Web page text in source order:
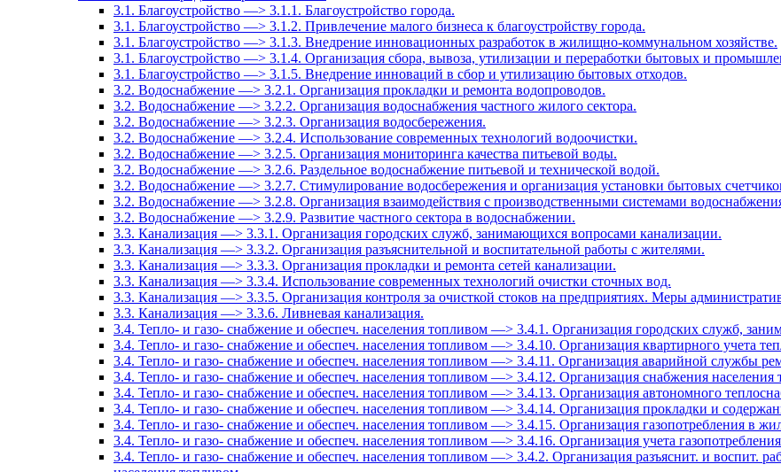
3.1. Благоустройство —> 3.1.1. Благоустройство города.
3.1. Благоустройство —> 3.1.2. Привлечение малого бизнеса к благоустройству города.
3.1. Благоустройство —> 3.1.3. Внедрение инновационных разработок в жилищно-коммунальном хозяйстве.
3.1. Благоустройство —> 3.1.4. Организация сбора, вывоза, утилизации и переработки бытовых и
3.1. Благоустройство —> 3.1.5. Внедрение инноваций в сбор и утилизацию бытовых отходов.
3.2. Водоснабжение —> 3.2.1. Организация прокладки и ремонта водопроводов.
3.2. Водоснабжение —> 3.2.2. Организация водоснабжения частного жилого сектора.
3.2. Водоснабжение —> 3.2.3. Организация водосбережения.
3.2. Водоснабжение —> 3.2.4. Использование современных технологий водоочистки.
3.2. Водоснабжение —> 3.2.5. Организация мониторинга качества питьевой воды.
3.2. Водоснабжение —> 3.2.6. Раздельное водоснабжение питьевой и технической водой.
3.2. Водоснабжение —> 3.2.7. Стимулирование водосбережения и организация установки бытовых
3.2. Водоснабжение —> 3.2.8. Организация взаимодействия с производственными системами
3.2. Водоснабжение —> 3.2.9. Развитие частного сектора в водоснабжении.
3.3. Канализация —> 3.3.1. Организация городских служб, занимающихся вопросами канализации.
3.3. Канализация —> 3.3.2. Организация разъяснительной и воспитательной работы с жителями.
3.3. Канализация —> 3.3.3. Организация прокладки и ремонта сетей канализации.
3.3. Канализация —> 3.3.4. Использование современных технологий очистки сточных вод.
3.3. Канализация —> 3.3.5. Организация контроля за очисткой стоков на предприятиях. Меры
3.3. Канализация —> 3.3.6. Ливневая канализация.
3.4. Тепло- и газо- снабжение и обеспеч. населения топливом —> 3.4.1. Организация городских служб,
3.4. Тепло- и газо- снабжение и обеспеч. населения топливом —> 3.4.10. Организация квартирного учета
3.4. Тепло- и газо- снабжение и обеспеч. населения топливом —> 3.4.11. Организация аварийной службы
3.4. Тепло- и газо- снабжение и обеспеч. населения топливом —> 3.4.12. Организация снабжения населения
3.4. Тепло- и газо- снабжение и обеспеч. населения топливом —> 3.4.13. Организация автономного
3.4. Тепло- и газо- снабжение и обеспеч. населения топливом —> 3.4.14. Организация прокладки и
3.4. Тепло- и газо- снабжение и обеспеч. населения топливом —> 3.4.15. Организация газопотребления в
3.4. Тепло- и газо- снабжение и обеспеч. населения топливом —> 3.4.16. Организация учета
3.4. Тепло- и газо- снабжение и обеспеч. населения топливом —> 3.4.2. Организация разъяснит. и воспит.